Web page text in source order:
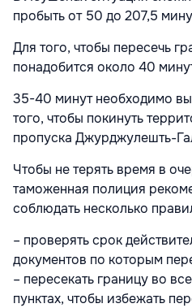
пробыть от 50 до 207,5
Для того, чтобы пересечь
понадобится около 40
35-40 минут необходимо
того, чтобы покинуть
пропуска Джурджулешть-
Чтобы не терять время в
таможенная полиция
соблюдать несколько
– проверять срок
документов по которым
– пересекать границу во
пунктах, чтобы избежать